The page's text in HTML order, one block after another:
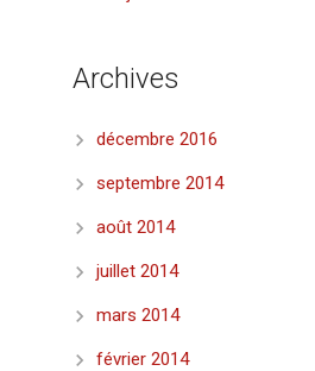
Archives
décembre 2016
septembre 2014
août 2014
juillet 2014
mars 2014
février 2014